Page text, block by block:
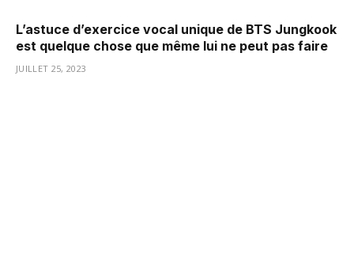
L’astuce d’exercice vocal unique de BTS Jungkook
est quelque chose que même lui ne peut pas faire
JUILLET 25, 2023